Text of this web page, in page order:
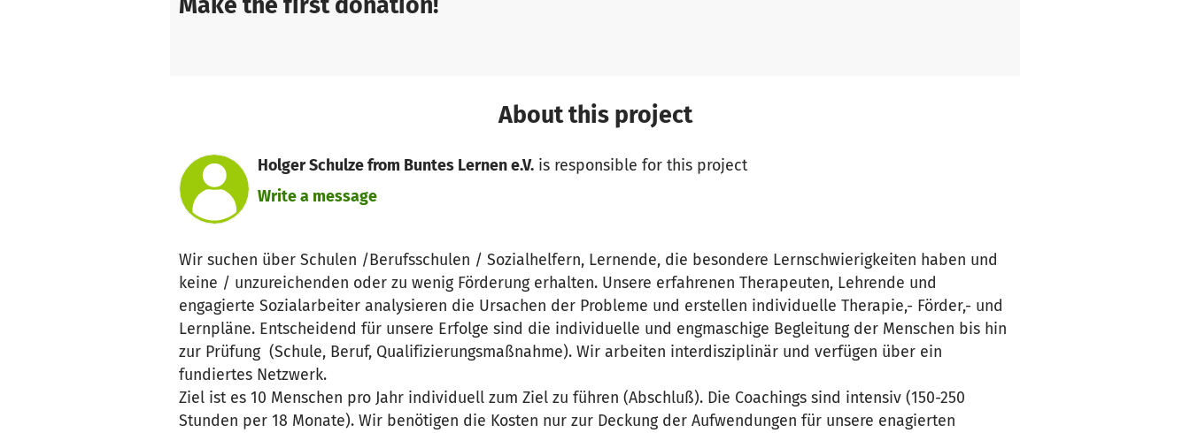
About this project
Holger Schulze from Buntes Lernen e.V.is responsible for this project
Write a message
Wir suchen über Schulen /Berufsschulen / Sozialhelfern, Lernende, die besondere Lernschwierigkeiten haben und
keine / unzureichenden oder zu wenig Förderung erhalten. Unsere erfahrenen Therapeuten, Lehrende und
engagierte Sozialarbeiter analysieren die Ursachen der Probleme und erstellen individuelle Therapie,- Förder,- und
Lernpläne. Entscheidend für unsere Erfolge sind die individuelle und engmaschige Begleitung der Menschen bis hin
zur Prüfung (Schule, Beruf, Qualifizierungsmaßnahme). Wir arbeiten interdisziplinär und verfügen über ein
fundiertes Netzwerk.
Ziel ist es 10 Menschen pro Jahr individuell zum Ziel zu führen (Abschluß). Die Coachings sind intensiv (150-250
Stunden per 18 Monate). Wir benötigen die Kosten nur zur Deckung der Aufwendungen für unsere enagierten